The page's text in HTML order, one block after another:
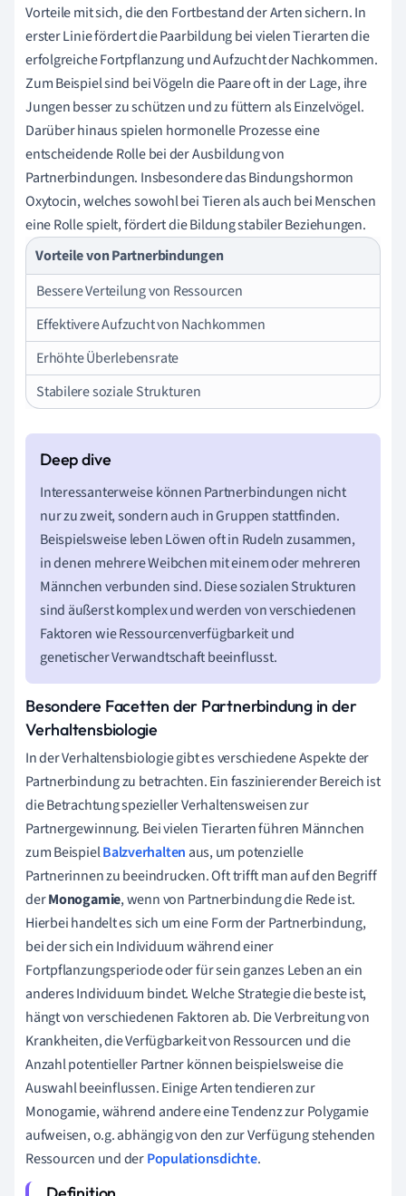
Vorteile mit sich, die den Fortbestand der Arten sichern. In
erster Linie fördert die Paarbildung bei vielen Tierarten die
erfolgreiche Fortpflanzung und Aufzucht der Nachkommen.
Zum Beispiel sind bei Vögeln die Paare oft in der Lage, ihre
Jungen besser zu schützen und zu füttern als Einzelvögel.
Darüber hinaus spielen hormonelle Prozesse eine
entscheidende Rolle bei der Ausbildung von
Partnerbindungen. Insbesondere das Bindungshormon
Oxytocin, welches sowohl bei Tieren als auch bei Menschen
eine Rolle spielt, fördert die Bildung stabiler Beziehungen.
Vorteile von Partnerbindungen
Bessere Verteilung von Ressourcen
Effektivere Aufzucht von Nachkommen
Erhöhte Überlebensrate
Stabilere soziale Strukturen
Interessanterweise können Partnerbindungen nicht
nur zu zweit, sondern auch in Gruppen stattfinden.
Beispielsweise leben Löwen oft in Rudeln zusammen,
in denen mehrere Weibchen mit einem oder mehreren
Männchen verbunden sind. Diese sozialen Strukturen
sind äußerst komplex und werden von verschiedenen
Faktoren wie Ressourcenverfügbarkeit und
genetischer Verwandtschaft beeinflusst.
Besondere Facetten der Partnerbindung in der
Verhaltensbiologie
In der Verhaltensbiologie gibt es verschiedene Aspekte der
Partnerbindung zu betrachten. Ein faszinierender Bereich ist
die Betrachtung spezieller Verhaltensweisen zur
Partnergewinnung. Bei vielen Tierarten führen Männchen
zum BeispielBalzverhalten aus, um potenzielle
Partnerinnen zu beeindrucken. Oft trifft man auf den Begriff
derMonogamie, wenn von Partnerbindung die Rede ist.
Hierbei handelt es sich um eine Form der Partnerbindung,
bei der sich ein Individuum während einer
Fortpflanzungsperiode oder für sein ganzes Leben an ein
anderes Individuum bindet. Welche Strategie die beste ist,
hängt von verschiedenen Faktoren ab. Die Verbreitung von
Krankheiten, die Verfügbarkeit von Ressourcen und die
Anzahl potentieller Partner können beispielsweise die
Auswahl beeinflussen. Einige Arten tendieren zur
Monogamie, während andere eine Tendenz zur Polygamie
aufweisen, o.g. abhängig von den zur Verfügung stehenden
Ressourcen und derPopulationsdichte.